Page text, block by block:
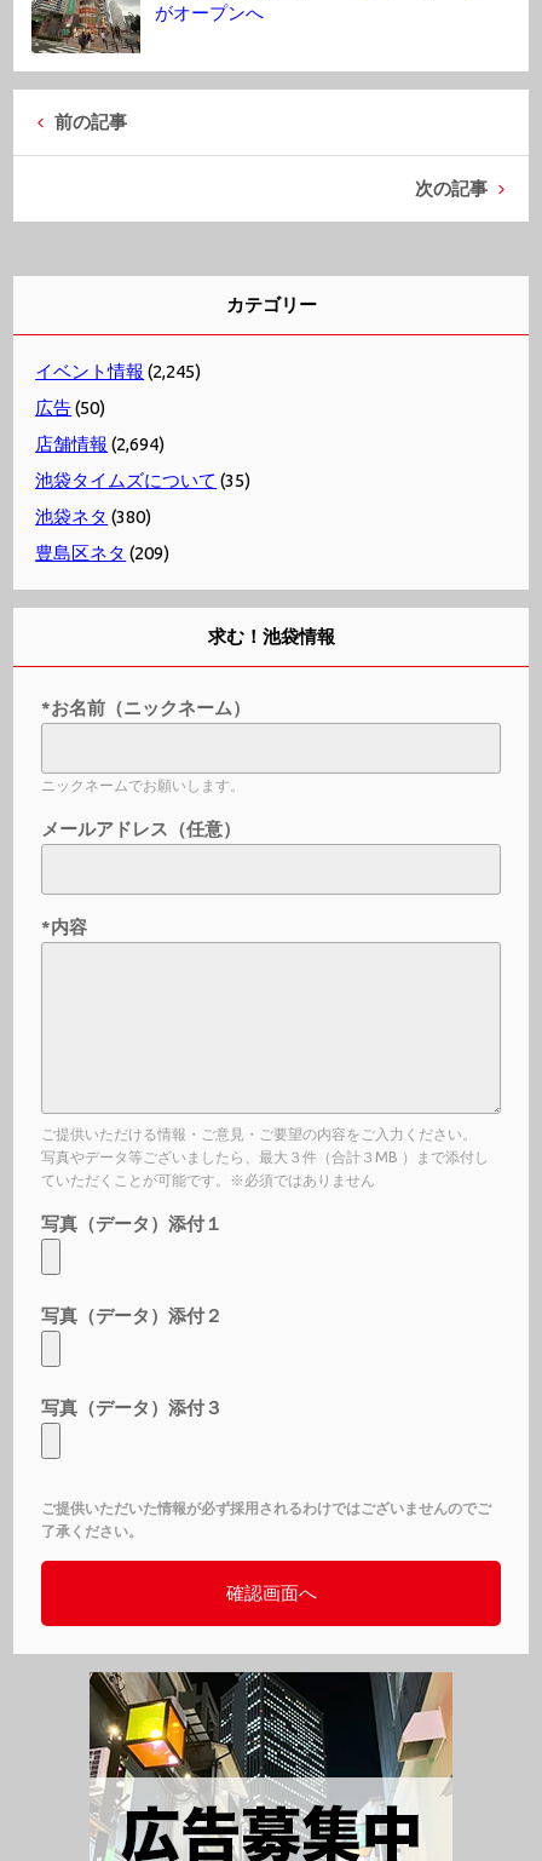
がオープンへ
前の記事
次の記事
カテゴリー
イベント情報 (2,245)
広告(50)
店舗情報 (2,694)
池袋タイムズについて (35)
池袋ネタ (380)
豊島区ネタ (209)
求む！池袋情報
*お名前（ニックネーム）
ニックネームでお願いします。
メールアドレス（任意）
*内容
ご提供いただける情報・ご意見・ご要望の内容をご入力ください。
写真やデータ等ございましたら、最大３件（合計３MB ）まで添付し
ていただくことが可能です。※必須ではありません
写真（データ）添付１
写真（データ）添付２
写真（データ）添付３
ご提供いただいた情報が必ず採用されるわけではございませんのでご
了承ください。